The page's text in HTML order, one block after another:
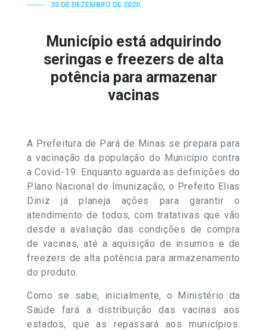
30 DE DEZEMBRO DE 2020
Município está adquirindo
seringas e freezers de alta
potência para armazenar
vacinas
A Prefeitura de Pará de Minas se prepara para
a vacinação da população do Município contra
a Covid-19. Enquanto aguarda as definições do
Plano Nacional de Imunização, o Prefeito Elias
Diniz já planeja ações para garantir o
atendimento de todos, com tratativas que vão
desde a avaliação das condições de compra
de vacinas, até a aquisição de insumos e de
freezers de alta potência para armazenamento
do produto.
Como se sabe, inicialmente, o Ministério da
Saúde fará a distribuição das vacinas aos
estados, que as repassará aos municípios.